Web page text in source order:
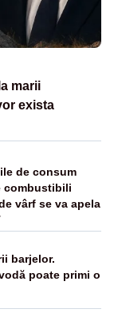
marii
exista
de consum
combustibili
vârf se va apela
barjelor.
poate primi o